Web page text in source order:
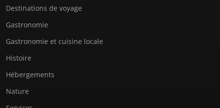
Destinations de voyage
Gastronomie
Gastronomie et cuisine locale
Histoire
Hébergements
Nature